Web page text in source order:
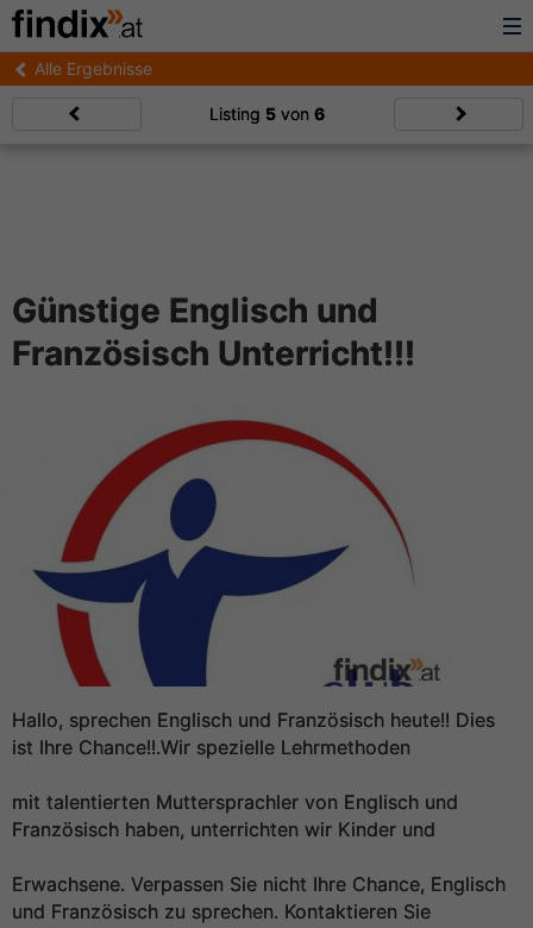
Alle Ergebnisse
Listing 5von 6
Günstige Englisch und
Französisch Unterricht!!!
Hallo, sprechen Englisch und Französisch heute!! Dies
ist Ihre Chance!!.Wir spezielle Lehrmethoden
mit talentierten Muttersprachler von Englisch und
Französisch haben, unterrichten wir Kinder und
Erwachsene. Verpassen Sie nicht Ihre Chance, Englisch
und Französisch zu sprechen. Kontaktieren Sie